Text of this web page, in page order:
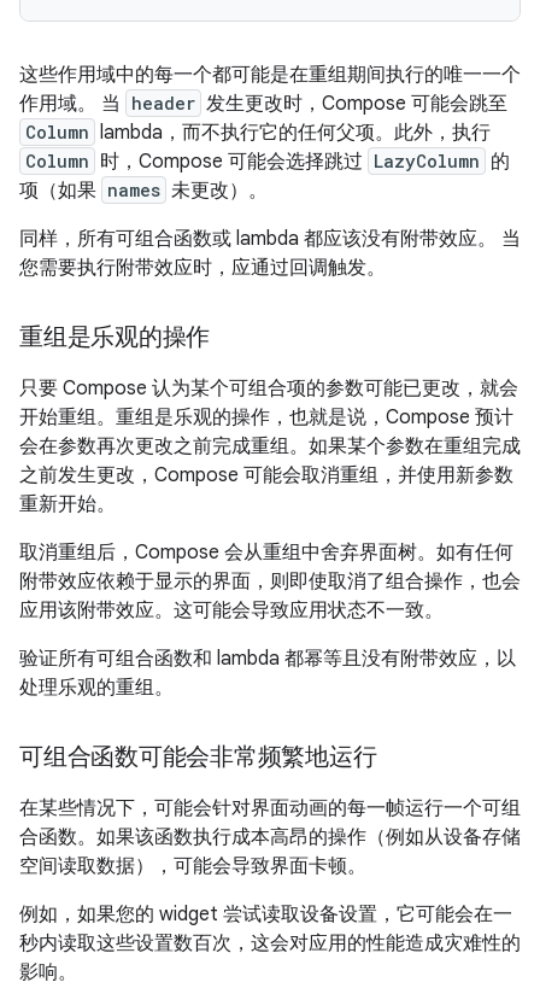
这些作用域中的每一个都可能是在重组期间执行的唯一一个
作用域。 当
header 发生更改时，Compose 可能会跳至
Column lambda，而不执行它的任何父项。此外，执行
Column 时，Compose 可能会选择跳过 LazyColumn 的
项（如果 names 未更改）。
同样，所有可组合函数或 lambda 都应该没有附带效应。 当
您需要执行附带效应时，应通过回调触发。
重组是乐观的操作
只要 Compose 认为某个可组合项的参数可能已更改，就会
开始重组。重组是乐观的操作，也就是说，Compose 预计
会在参数再次更改之前完成重组。 如果某个参数在重组完成
之前发生更改，Compose 可能会取消重组，并使用新参数
重新开始。
取消重组后，Compose 会从重组中舍弃界面树。如有任何
附带效应依赖于显示的界面，则即使取消了组合操作，也会
应用该附带效应。这可能会导致应用状态不一致。
验证所有可组合函数和 lambda 都幂等且没有附带效应，以
处理乐观的重组。
可组合函数可能会非常频繁地运行
在某些情况下，可能会针对界面动画的每一帧运行一个可组
合函数。如果该函数执行成本高昂的操作（例如从设备存储
空间读取数据），可能会导致界面卡顿。
例如，如果您的 widget 尝试读取设备设置，它可能会在一
秒内读取这些设置数百次，这会对应用的性能造成灾难性的
影响。